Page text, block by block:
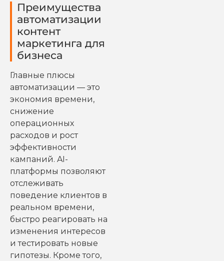
Преимущества
автоматизации
контент
маркетинга для
бизнеса
Главные плюсы
автоматизации — это
экономия времени,
снижение
операционных
расходов и рост
эффективности
кампаний. AI-
платформы позволяют
отслеживать
поведение клиентов в
реальном времени,
быстро реагировать на
изменения интересов
и тестировать новые
гипотезы. Кроме того,